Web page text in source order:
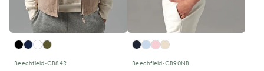
Beechfield•CB84R Beechfield•CB90NB